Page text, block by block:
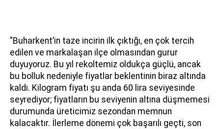
"Buharkent’in taze incirin ilk çıktığı, en çok tercih
edilen ve markalaşan ilçe olmasından gurur
duyuyoruz. Bu yıl rekoltemiz oldukça güçlü, ancak
bu bolluk nedeniyle fiyatlar beklentinin biraz altında
kaldı. Kilogram fiyatı şu anda 60 lira seviyesinde
seyrediyor; fiyatların bu seviyenin altına düşmemesi
durumunda üreticimiz sezondan memnun
kalacaktır. İlerleme dönemi çok başarılı geçti, son